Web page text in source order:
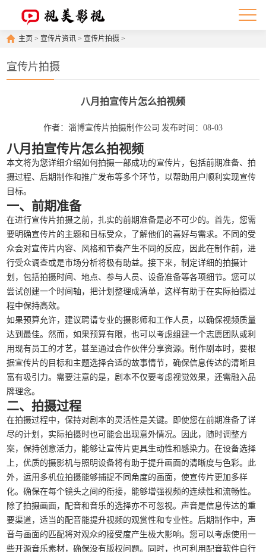
主页 > 宣传片资讯 > 宣传片拍摄 >
宣传片拍摄
八月拍宣传片怎么拍视频
作者：淄博宣传片拍摄制作公司 发布时间：08-03
八月拍宣传片怎么拍视频
本文将为您详细介绍如何拍摄一部成功的宣传片，包括前期准备、拍
摄过程、后期制作和推广发布等多个环节，以帮助用户顺利实现宣传
目标。
一、前期准备
在进行宣传片拍摄之前，扎实的前期准备是必不可少的。首先，您需
要明确宣传片的主题和目标受众，了解他们的喜好与需求。不同的受
众会对宣传片内容、风格和节奏产生不同的反应，因此在制作前，进
行受众调查或是市场分析将极有助益。接下来，制定详细的拍摄计
划，包括拍摄时间、地点、参与人员、设备准备等各项细节。您可以
尝试创建一个时间轴，把计划整理成清单，这样有助于在实际拍摄过
程中保持高效。
如果预算允许，建议聘请专业的摄影师和工作人员，以确保视频质量
达到最佳。然而，如果预算有限，也可以考虑组建一个志愿团队或利
用现有员工的才艺，甚至通过合作伙伴分享资源。制作剧本时，要根
据宣传片的目标和主题选择合适的故事情节，确保信息传达的清晰且
富有吸引力。需要注意的是，剧本不仅要考虑视觉效果，还需融入品
牌理念。
二、拍摄过程
在拍摄过程中，保持对剧本的灵活性是关键。即使您在前期准备了详
尽的计划，实际拍摄时也可能会出现意外情况。因此，随时调整方
案，保持创意活力，能够让宣传片更具生动性和感染力。在设备选择
上，优质的摄影机与照明设备将有助于提升画面的清晰度与色彩。此
外，运用多机位拍摄能够捕捉不同角度的画面，使宣传片更加多样
化。确保在每个镜头之间的衔接，能够增强视频的连续性和流畅性。
除了拍摄画面，配音和音乐的选择亦不可忽视。声音是信息传达的重
要渠道，适当的配音能提升视频的观赏性和专业性。后期制作中，声
音与画面的匹配将对观众的接受度产生极大影响。您可以考虑使用一
些开源音乐素材，确保没有版权问题。同时，也可利用配音软件自行